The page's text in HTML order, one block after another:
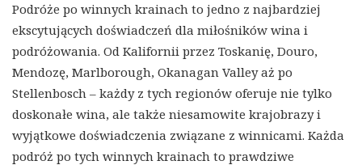
Podróże po winnych krainach to jedno z najbardziej
ekscytujących doświadczeń dla miłośników wina i
podróżowania. Od Kalifornii przez Toskanię, Douro,
Mendozę, Marlborough, Okanagan Valley aż po
Stellenbosch – każdy z tych regionów oferuje nie tylko
doskonałe wina, ale także niesamowite krajobrazy i
wyjątkowe doświadczenia związane z winnicami. Każda
podróż po tych winnych krainach to prawdziwe